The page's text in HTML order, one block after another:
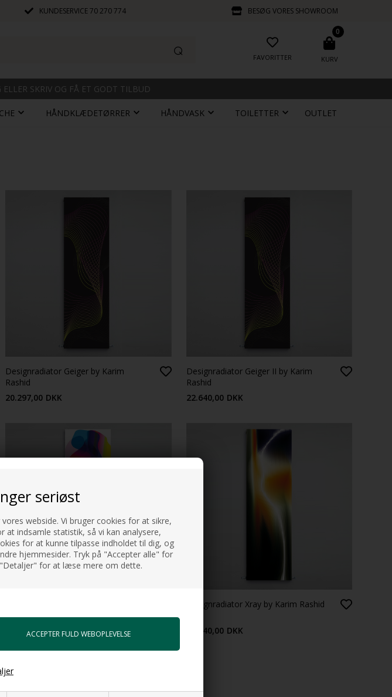
seriøst
webside. Vi bruger cookies for at sikre,
at indsamle statistik, så vi kan analysere,
for at kunne tilpasse indholdet til dig, og
hjemmesider. Tryk på "Accepter alle" for
for at læse mere om dette.
KUNDESERVICE70 270 774 BESØG VORES SHOWROOM
FAVORITTER
0
KURV
ELLER SKRIV OG FÅ ET GODT TILBUD
HÅNDKLÆDETØRRER HÅNDVASK TOILETTER OUTLET
Designradiator Geiger by Karim
Rashid
20.297,00 DKK
Designradiator Geiger II by Karim
Rashid
22.640,00 DKK
Rashid
22.640,00 DKK
Designradiator Xray by Karim Rashid
22.640,00 DKK